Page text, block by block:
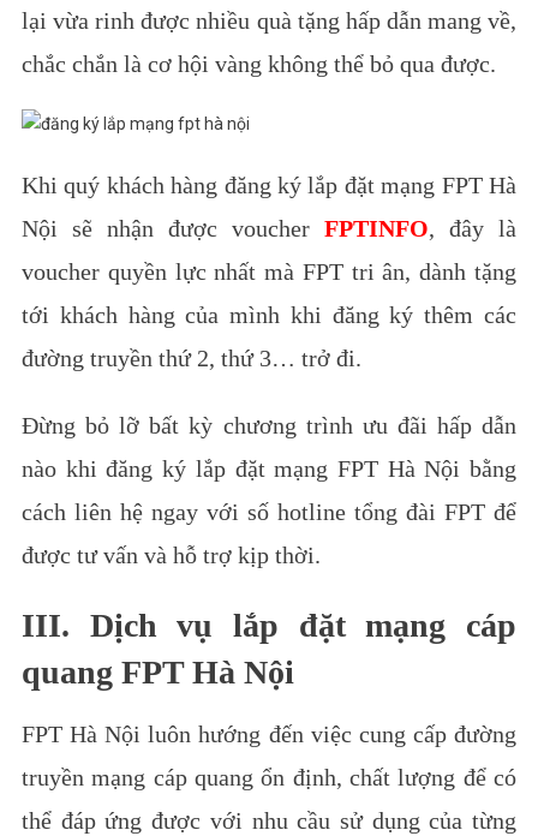
lại vừa rinh được nhiều quà tặng hấp dẫn mang về,
chắc chắn là cơ hội vàng không thể bỏ qua được.
Khi quý khách hàng đăng ký lắp đặt mạng FPT Hà
Nội sẽ nhận được voucherFPTINFO, đây là
voucher quyền lực nhất mà FPT tri ân, dành tặng
tới khách hàng của mình khi đăng ký thêm các
đường truyền thứ 2, thứ 3… trở đi.
Đừng bỏ lỡ bất kỳ chương trình ưu đãi hấp dẫn
nào khi đăng ký lắp đặt mạng FPT Hà Nội bằng
cách liên hệ ngay với số hotline tổng đài FPT để
được tư vấn và hỗ trợ kịp thời.
III. Dịch vụ lắp đặt mạng cáp
quang FPT Hà Nội
FPT Hà Nội luôn hướng đến việc cung cấp đường
truyền mạng cáp quang ổn định, chất lượng để có
thể đáp ứng được với nhu cầu sử dụng của từng